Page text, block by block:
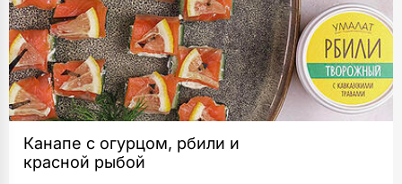
Канапе с огурцом, рбили и
красной рыбой